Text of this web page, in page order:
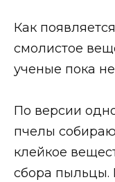
Как
смолистое
ученые пока
По версии
пчелы
клейкое
сбора пыльцы.